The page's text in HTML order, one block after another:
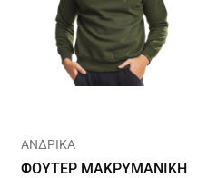
ΑΝΔΡΙΚΑ
ΦΟΥΤΕΡ ΜΑΚΡΥΜΑΝΙΚΗ